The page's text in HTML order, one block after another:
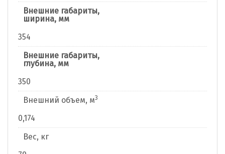
Внешние габариты,
ширина, мм
354
Внешние габариты,
глубина, мм
350
Внешний объем, м3
0,174
Вес, кг